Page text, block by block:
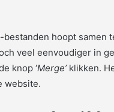
hoopt samen
veel eenvoudiger in
knop ‘Merge’klikken.
website.